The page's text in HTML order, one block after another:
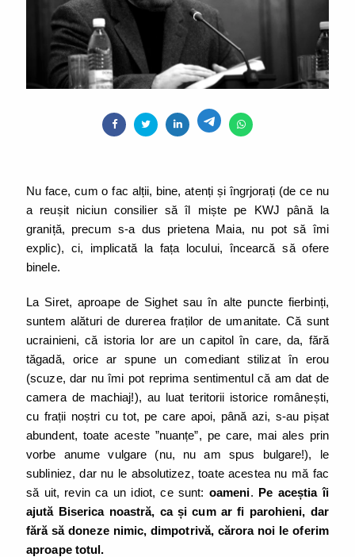
Nu face, cum o fac alții, bine, atenți și îngrjorați (de ce nu
a reușit niciun consilier să îl miște pe KWJ până la
graniță, precum s-a dus prietena Maia, nu pot să îmi
explic), ci, implicată la fața locului, încearcă să ofere
binele.
La Siret, aproape de Sighet sau în alte puncte fierbinți,
suntem alături de durerea fraților de umanitate. Că sunt
ucrainieni, că istoria lor are un capitol în care, da, fără
tăgadă, orice ar spune un comediant stilizat în erou
(scuze, dar nu îmi pot reprima sentimentul că am dat de
camera de machiaj!), au luat teritorii istorice românești,
cu frații noștri cu tot, pe care apoi, până azi, s-au pișat
abundent, toate aceste ”nuanțe”, pe care, mai ales prin
vorbe anume vulgare (nu, nu am spus bulgare!), le
subliniez, dar nu le absolutizez, toate acestea nu mă fac
să uit, revin ca un idiot, ce sunt: oameni. Pe aceștia îi
ajută Biserica noastră, ca și cum ar fi parohieni, dar
fără să doneze nimic, dimpotrivă, cărora noi le oferim
aproape totul.